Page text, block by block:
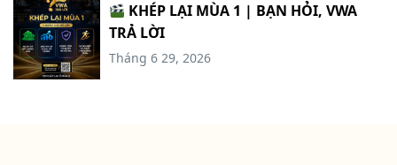
KHÉP LẠI MÙA 1 | BẠN HỎI, VWA
TRẢ LỜI
Tháng 6 29, 2026